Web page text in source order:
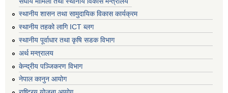
स्थानीय शासन तथा सामुदायिक विकास कार्यक्रम
स्थानीय तहको लागि ICT ब्लग
स्थानीय पूर्वाधार तथा कृषि सडक विभाग
अर्थ मन्त्रालय
केन्द्रीय पञ्जिकरण विभाग
नेपाल कानुन आयोग